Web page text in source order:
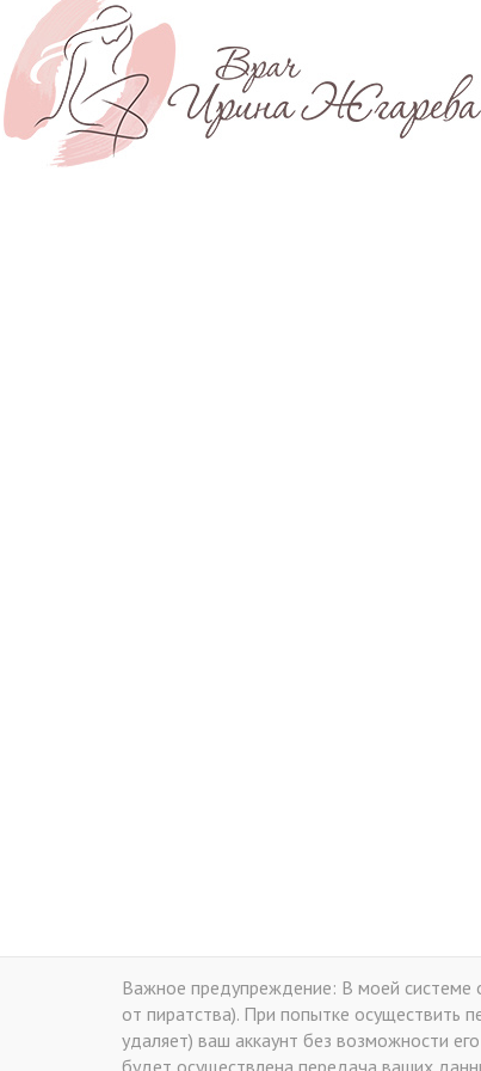
Важное предупреждение: В моей системе
от пиратства). При попытке осуществить
удаляет) ваш аккаунт без возможности
будет осуществлена передача ваших